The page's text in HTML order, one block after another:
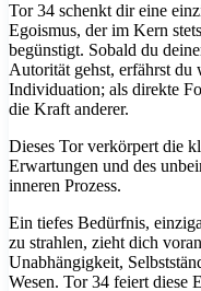
Tor 34 schenkt dir eine
Egoismus, der im Kern
begünstigt. Sobald du
Autorität gehst, erfährst du
Individuation; als direkte
die Kraft anderer.
Dieses Tor verkörpert die
Erwartungen und des
inneren Prozess.
Ein tiefes Bedürfnis,
zu strahlen, zieht dich
Unabhängigkeit,
Wesen. Tor 34 feiert diese